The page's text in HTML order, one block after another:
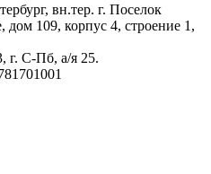
вн.тер. г. Поселок
109, корпус 4, строение 1,
г. С-Пб, а/я 25.